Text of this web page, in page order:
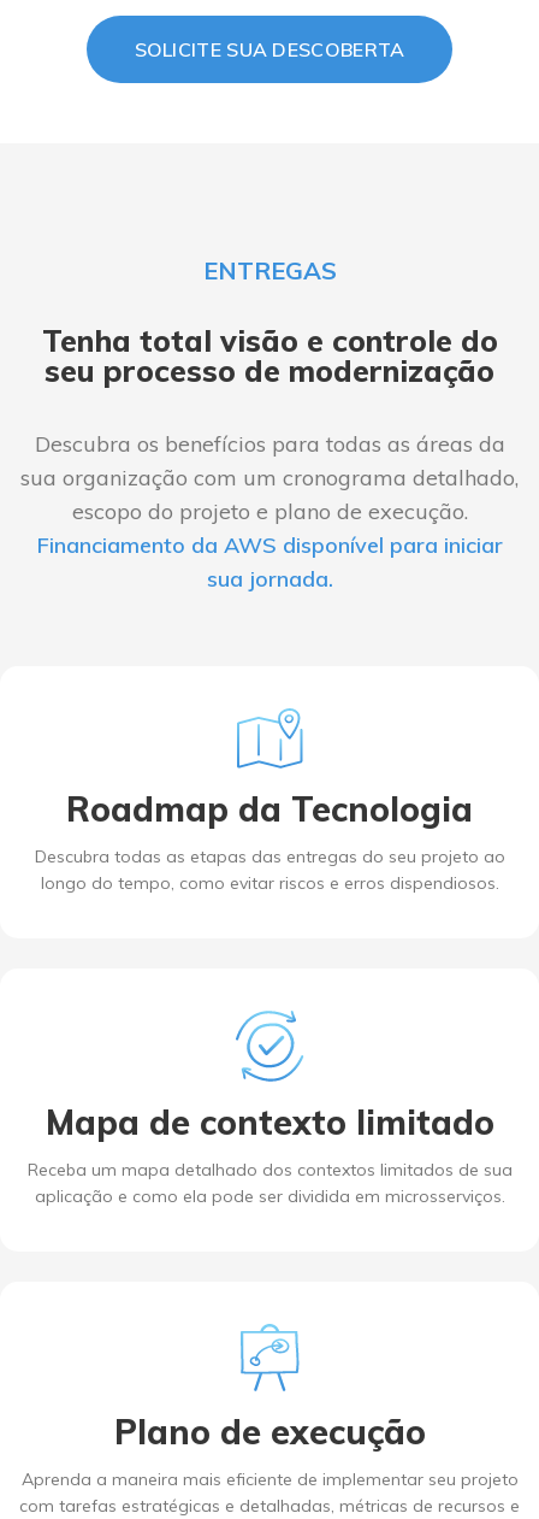
SOLICITE SUA DESCOBERTA
ENTREGAS
Tenha total visão e controle do
seu processo de modernização
Descubra os benefícios para todas as áreas da
sua organização com um cronograma detalhado,
escopo do projeto e plano de execução.
Financiamento da AWS disponível para iniciar
sua jornada.
Roadmap da Tecnologia
Descubra todas as etapas das entregas do seu projeto ao
longo do tempo, como evitar riscos e erros dispendiosos.
Mapa de contexto limitado
Receba um mapa detalhado dos contextos limitados de sua
aplicação e como ela pode ser dividida em microsserviços.
Plano de execução
Aprenda a maneira mais eficiente de implementar seu projeto
com tarefas estratégicas e detalhadas, métricas de recursos e